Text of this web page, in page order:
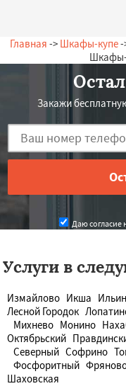
Главная -> Шкафы-купе-
Шкафы-
Закажи
Даю согласие
Услуги в
Измайлово Икша
Лесной Городок
Михнево Монино
Октябрьский
Северный Софрино
Фосфоритный
Шаховская